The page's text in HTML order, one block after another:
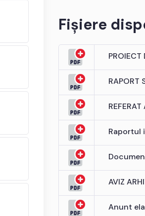
Fișiere
PROIECT
RAPORT
Raportul
AVIZ
Anunt